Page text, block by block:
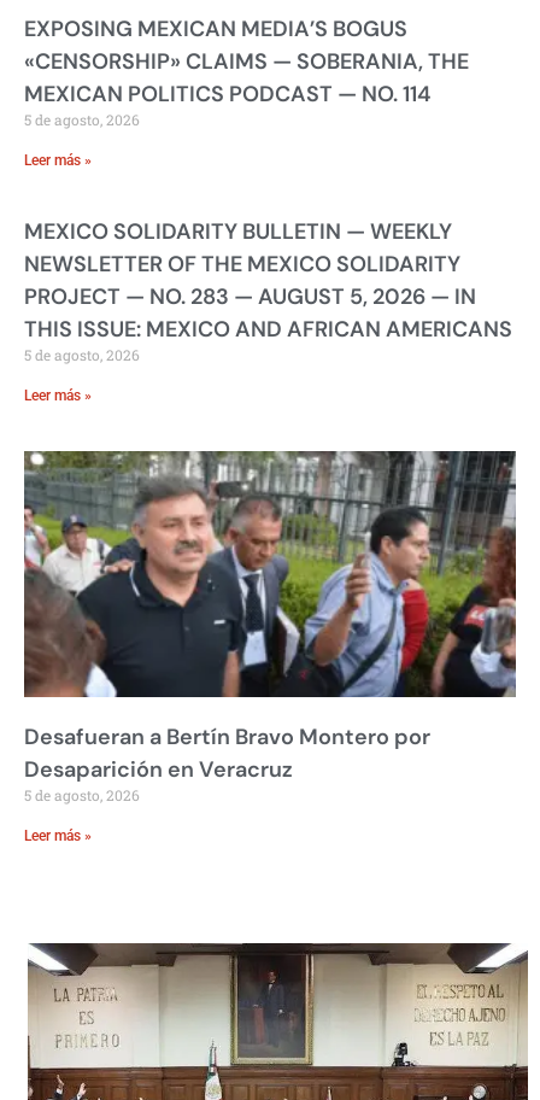
EXPOSING MEXICAN MEDIA’S BOGUS
«CENSORSHIP» CLAIMS — SOBERANIA, THE
MEXICAN POLITICS PODCAST — NO. 114
5 de agosto, 2026
Leer más »
MEXICO SOLIDARITY BULLETIN — WEEKLY
NEWSLETTER OF THE MEXICO SOLIDARITY
PROJECT — NO. 283 — AUGUST 5, 2026 — IN
THIS ISSUE: MEXICO AND AFRICAN AMERICANS
5 de agosto, 2026
Leer más »
Desafueran a Bertín Bravo Montero por
Desaparición en Veracruz
5 de agosto, 2026
Leer más »